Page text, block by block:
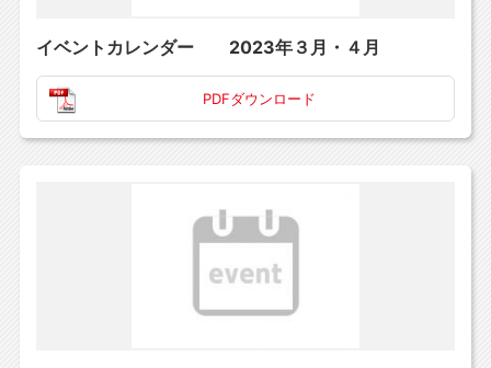
イベントカレンダー 2023年３月・４月
PDFダウンロード